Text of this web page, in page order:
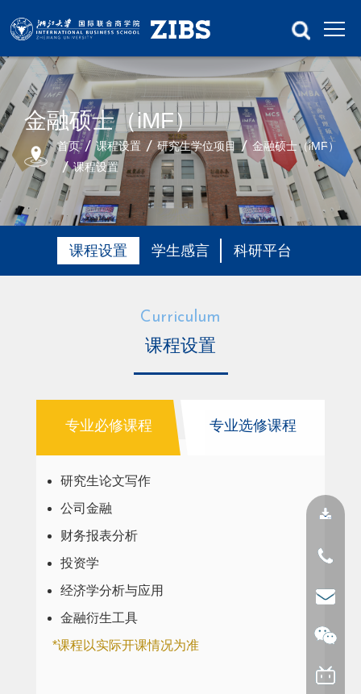
金融硕士（iMF）
首页 课程设置 研究生学位项目
金融硕士（iMF）
课程设置
课程设置 学生感言 科研平台
Curriculum
课程设置
专业必修课程 专业选修课程
研究生论文写作
公司金融
财务报表分析
投资学
经济学分析与应用
金融衍生工具
*课程以实际开课情况为准